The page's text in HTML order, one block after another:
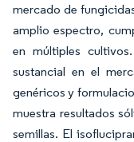
mercado de
amplio espectro,
en múltiples
sustancial en el
genéricos y
muestra resultados
semillas. El